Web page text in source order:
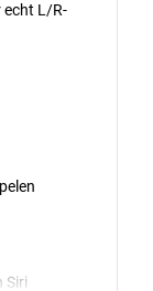
echt L/R-
Siri